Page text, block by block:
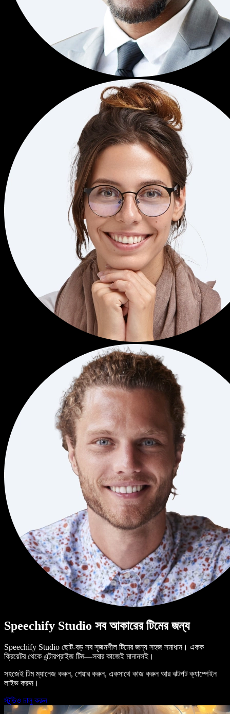
Speechify Studio সব আকারের টিমের জন্য
Speechify Studio ছোট-বড় সব সৃজনশীল টিমের জন্য সহজ সমাধান। একক
ক্রিয়েটর থেকে এন্টারপ্রাইজ টিম—সবার কাজেই মানানসই।
সহজেই টিম ম্যানেজ করুন, শেয়ার করুন, একসাথে কাজ করুন আর ঝটপট ক্যাম্পেইন
লাইভ করুন।
স্টুডিও চালু করুন